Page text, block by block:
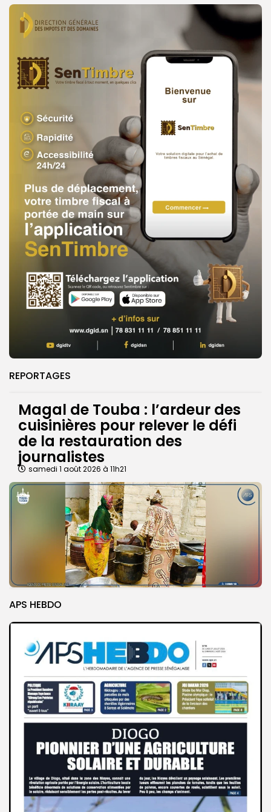
REPORTAGES
Magal de Touba : l’ardeur des
cuisinières pour relever le défi
de la restauration des
journalistes
samedi 1 août 2026 à 11h21
APS HEBDO